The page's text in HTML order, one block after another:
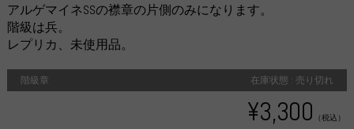
アルゲマイネSSの襟章の片側のみになります。
階級は兵。
レプリカ、未使用品。
階級章 在庫状態 : 売り切れ
¥3,300 （税込）